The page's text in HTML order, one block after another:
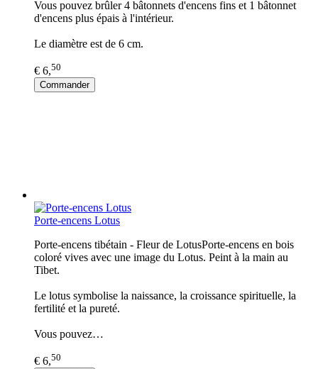
Vous pouvez brûler 4 bâtonnets d'encens fins et 1 bâtonnet
d'encens plus épais à l'intérieur.
Le diamètre est de 6 cm.
€ 6,50
Commander
Porte-encens Lotus
Porte-encens tibétain - Fleur de LotusPorte-encens en bois
coloré vives avec une image du Lotus. Peint à la main au
Tibet.
Le lotus symbolise la naissance, la croissance spirituelle, la
fertilité et la pureté.
Vous pouvez…
€ 6,50